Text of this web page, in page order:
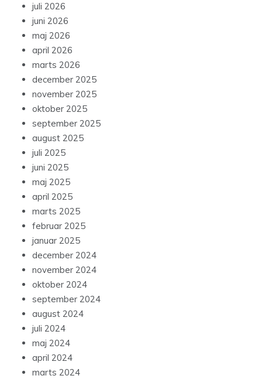
juli 2026
juni 2026
maj 2026
april 2026
marts 2026
december 2025
november 2025
oktober 2025
september 2025
august 2025
juli 2025
juni 2025
maj 2025
april 2025
marts 2025
februar 2025
januar 2025
december 2024
november 2024
oktober 2024
september 2024
august 2024
juli 2024
maj 2024
april 2024
marts 2024